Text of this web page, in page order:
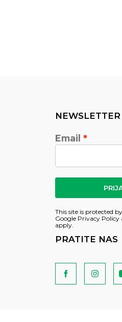
NEWSLETTER
Email
This site is protected
Google Privacy Policy
apply.
PRATITE NAS